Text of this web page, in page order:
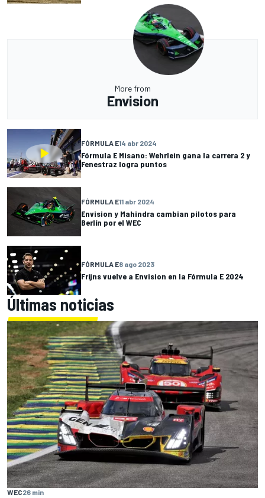
More from
Envision
FÓRMULA E14 abr 2024
Fórmula E Misano: Wehrlein gana la carrera 2 y
Fenestraz logra puntos
FÓRMULA E11 abr 2024
Envision y Mahindra cambian pilotos para
Berlín por el WEC
FÓRMULA E8 ago 2023
Frijns vuelve a Envision en la Fórmula E 2024
Últimas noticias
WEC26 min